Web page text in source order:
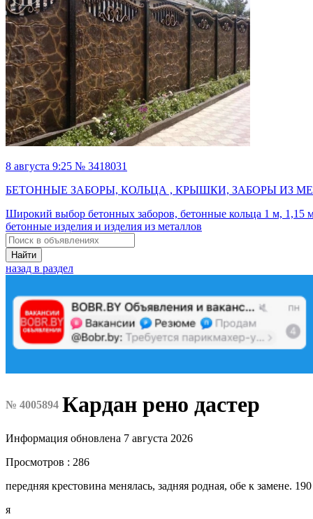
8 августа 9:25 № 3418031
БЕТОННЫЕ ЗАБОРЫ, КОЛЬЦА , КРЫШКИ, ЗАБОРЫ ИЗ
Широкий выбор бетонных заборов, бетонные кольца 1 м, 1,15
бетонные изделия и изделия из металлов
Найти
назад в раздел
№ 4005894 Кардан рено дастер
Информация обновлена 7 августа 2026
Просмотров : 286
передняя крестовина менялась, задняя родная, обе к замене.
я